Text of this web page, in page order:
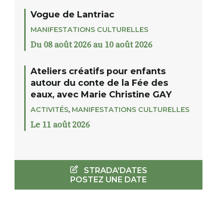
Vogue de Lantriac
MANIFESTATIONS CULTURELLES
Du 08 août 2026 au 10 août 2026
Ateliers créatifs pour enfants
autour du conte de la Fée des
eaux, avec Marie Christine GAY
ACTIVITÉS, MANIFESTATIONS CULTURELLES
Le 11 août 2026
STRADA'DATES
POSTEZ UNE DATE